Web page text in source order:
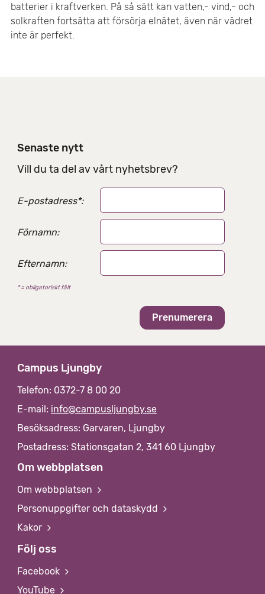
batterier i kraftverken. På så sätt kan vatten,- vind,- och
solkraften fortsätta att försörja elnätet, även när vädret
inte är perfekt.
Senaste nytt
Vill du ta del av vårt nyhetsbrev?
E-postadress*:
Förnamn:
Efternamn:
* = obligatoriskt fält
Campus Ljungby
Telefon: 0372-7 8 00 20
E-mail: info@campusljungby.se
Besöksadress: Garvaren, Ljungby
Postadress: Stationsgatan 2, 341 60 Ljungby
Om webbplatsen
Om webbplatsen
Personuppgifter och dataskydd
Kakor
Följ oss
Facebook
YouTube